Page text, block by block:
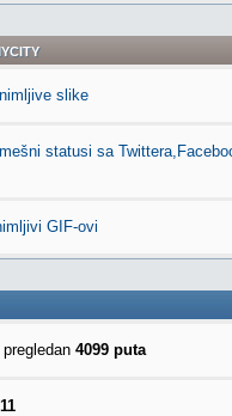
slike
statusi sa
GIF-ovi
4099 puta
11